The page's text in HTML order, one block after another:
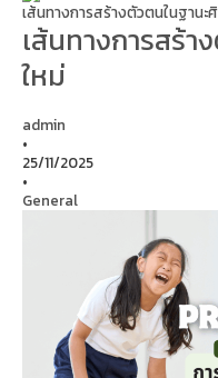
เส้นทางการสร้างตัวตนในฐานะ
เส้นทางการสร้
ใหม่
admin
•
25/11/2025
•
General